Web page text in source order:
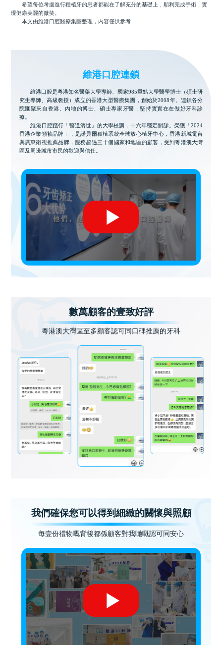
希望每位考慮進行種植牙的患者都能在了解充分的基礎上，順利完成手術，實
現健康美麗的微笑。
本文由維港口腔醫療集團整理，內容僅供參考
維港口腔連鎖
維港口腔是粵港知名醫藥大學導師、國家985重點大學醫學博士（碩士研
究生導師、高級教授）成立的香港大型醫療集團，創始於2008年。連鎖各分
院匯聚來自香港、內地的博士、碩士專家牙醫，堅持實實在在做好牙科診
療。
維港口腔踐行「醫道濟世」的大學校訓，十六年穩定開診。榮獲「2024
香港企業領袖品牌」，是諾貝爾種植系統全球放心植牙中心，香港新城電台
與廣東衛視推薦品牌，服務超過三十個國家和地區的顧客，受到粵港澳大灣
區及周邊城市市民的歡迎與信任。
數萬顧客的壹致好評
粵港澳大灣區至多顧客認可同口碑推薦的牙科
我們確保您可以得到細緻的關懷與照顧
每壹份禮物嘅背後都係顧客對我哋嘅認可同安心